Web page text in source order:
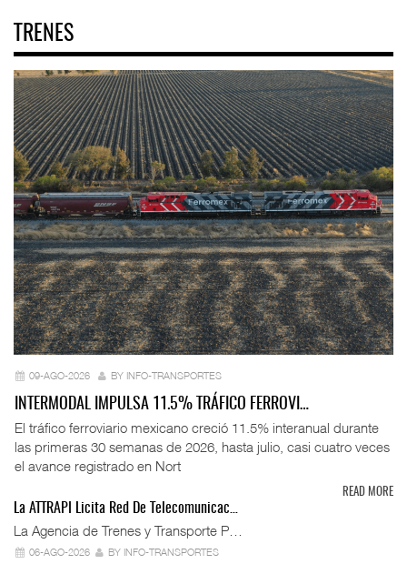
TRENES
09-AGO-2026 BY INFO-TRANSPORTES
INTERMODAL IMPULSA 11.5% TRÁFICO FERROVI…
El tráfico ferroviario mexicano creció 11.5% interanual durante
las primeras 30 semanas de 2026, hasta julio, casi cuatro veces
el avance registrado en Nort
READ MORE
La ATTRAPI Licita Red De Telecomunicac…
La Agencia de Trenes y Transporte P…
06-AGO-2026 BY INFO-TRANSPORTES